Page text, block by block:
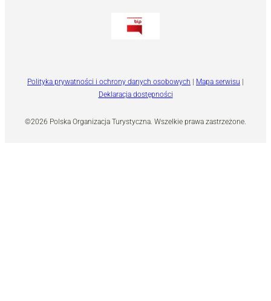
©2026 Polska Organizacja Turystyczna. Wszelkie prawa zastrzeżone.
Polityka prywatności i ochrony danych osobowych Mapa serwisu
Deklaracja dostępności